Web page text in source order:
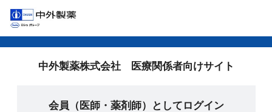
中外製薬株式会社 医療関係者向けサイト
会員（医師・薬剤師）としてログイン